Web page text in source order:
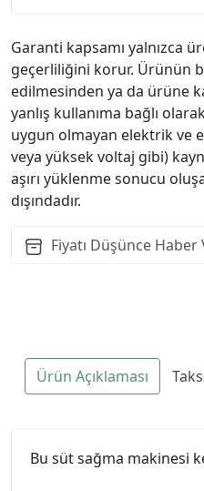
Garanti kapsamı yalnızca
geçerliliğini korur. Ürünün
edilmesinden ya da ürüne
yanlış kullanıma bağlı
uygun olmayan elektrik ve
veya yüksek voltaj gibi)
aşırı yüklenme sonucu
dışındadır.
Fiyatı Düşünce Haber
Ürün Açıklaması
Bu süt sağma makinesi